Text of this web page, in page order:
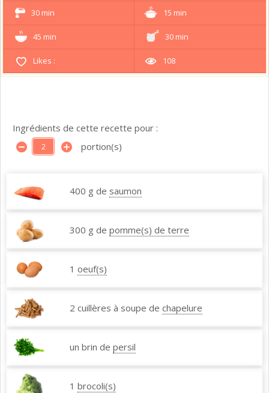
30 min 15 min
45 min 30 min
Likes : 108
Ingrédients de cette recette pour :
portion(s)
400 g de saumon
300 g de pomme(s) de terre
1 oeuf(s)
2 cuillères à soupe de chapelure
un brin de persil
1 brocoli(s)